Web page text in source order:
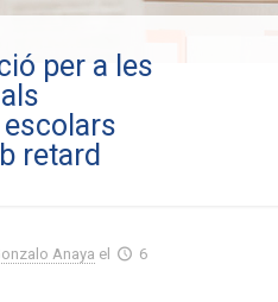
per a les
retard
Anaya el
6